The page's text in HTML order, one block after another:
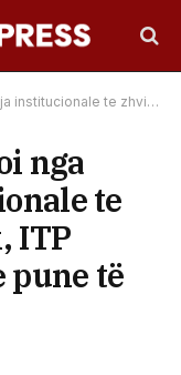
Prizren ofron vende pune të paguara mirë
nga
te
ITP
pune të